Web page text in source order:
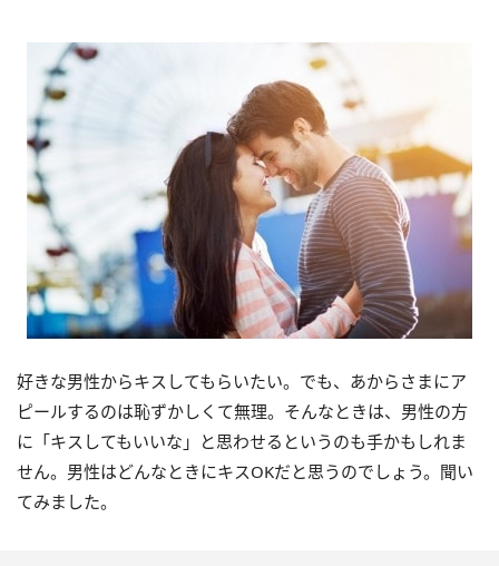
好きな男性からキスしてもらいたい。でも、あからさまにア
ピールするのは恥ずかしくて無理。そんなときは、男性の方
に「キスしてもいいな」と思わせるというのも手かもしれま
せん。男性はどんなときにキスOKだと思うのでしょう。聞い
てみました。